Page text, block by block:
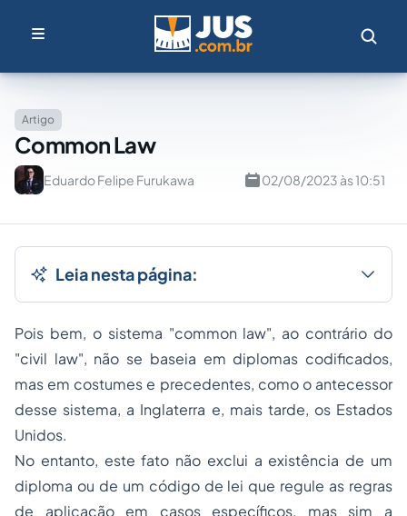
Artigo
Common Law
Eduardo Felipe Furukawa 02/08/2023 às 10:51
Leia nesta página:
Pois bem, o sistema "common law", ao contrário do
"civil law", não se baseia em diplomas codificados,
mas em costumes e precedentes, como o antecessor
desse sistema, a Inglaterra e, mais tarde, os Estados
Unidos.
No entanto, este fato não exclui a existência de um
diploma ou de um código de lei que regule as regras
de aplicação em casos específicos, mas sim a